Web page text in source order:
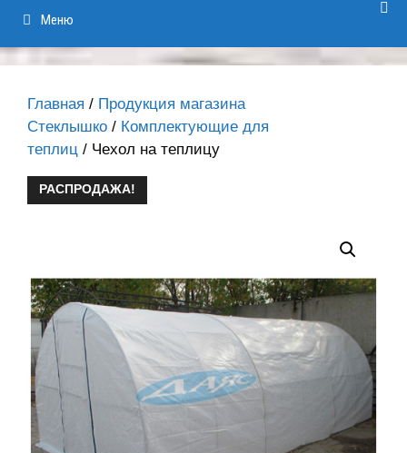
Меню
Главная / Продукция магазина
Стеклышко / Комплектующие для
теплиц / Чехол на теплицу
РАСПРОДАЖА!